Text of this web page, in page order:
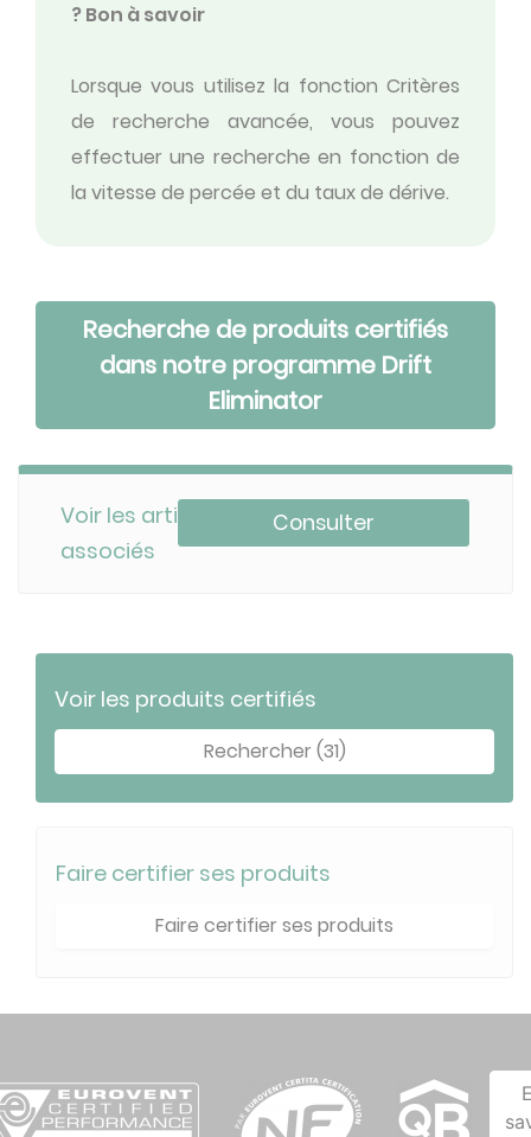
? Bon à savoir
Lorsque vous utilisez la fonction Critères
de recherche avancée, vous pouvez
effectuer une recherche en fonction de
la vitesse de percée et du taux de dérive.
Recherche de produits certifiés
dans notre programme Drift
Eliminator
Voir les articles
associés
Consulter
Voir les produits certifiés
Rechercher (31)
Faire certifier ses produits
Faire certifier ses produits